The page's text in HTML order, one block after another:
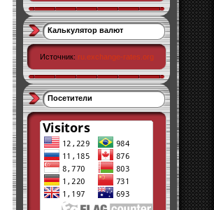
Калькулятор валют
Источник: ru.exchange-rates.org
Посетители